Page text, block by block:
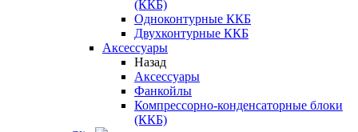
(ККБ)
Одноконтурные ККБ
Двухконтурные ККБ
Аксессуары
Назад
Аксессуары
Фанкойлы
Компрессорно-конденсаторные блоки
(ККБ)